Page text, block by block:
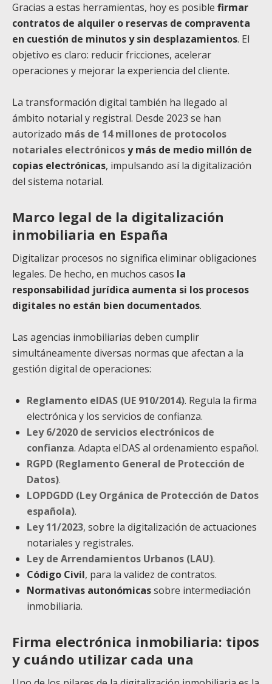
Gracias a estas herramientas, hoy es posible firmar
contratos de alquiler o reservas de compraventa
en cuestión de minutos y sin desplazamientos. El
objetivo es claro: reducir fricciones, acelerar
operaciones y mejorar la experiencia del cliente.
La transformación digital también ha llegado al
ámbito notarial y registral. Desde 2023 se han
autorizado más de 14 millones de protocolos
notariales electrónicosy más de medio millón de
copias electrónicas, impulsando así la digitalización
del sistema notarial.
Marco legal de la digitalización
inmobiliaria en España
Digitalizar procesos no significa eliminar obligaciones
legales. De hecho, en muchos casos la
responsabilidad jurídica aumenta si los procesos
digitales no están bien documentados.
Las agencias inmobiliarias deben cumplir
simultáneamente diversas normas que afectan a la
gestión digital de operaciones:
Reglamento eIDAS (UE 910/2014). Regula la firma
electrónica y los servicios de confianza.
Ley 6/2020 de servicios electrónicos de
confianza. Adapta eIDAS al ordenamiento español.
RGPD (Reglamento General de Protección de
Datos).
LOPDGDD (Ley Orgánica de Protección de Datos
española).
Ley 11/2023, sobre la digitalización de actuaciones
notariales y registrales.
Ley de Arrendamientos Urbanos (LAU).
Código Civil, para la validez de contratos.
Normativas autonómicassobre intermediación
inmobiliaria.
Firma electrónica inmobiliaria: tipos
y cuándo utilizar cada una